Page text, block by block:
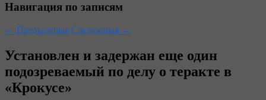
Навигация по записям
← Предыдущая Следующая →
Установлен и задержан еще один
подозреваемый по делу о теракте в
«Крокусе»